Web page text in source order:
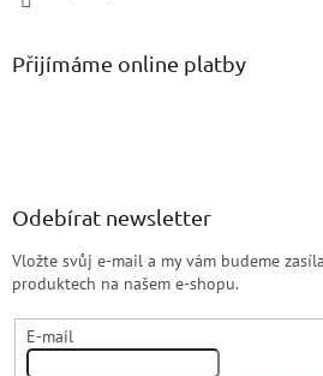
Přijímáme online platby
Odebírat newsletter
Vložte svůj e-mail a my vám budeme
produktech na našem e-shopu.
E-mail